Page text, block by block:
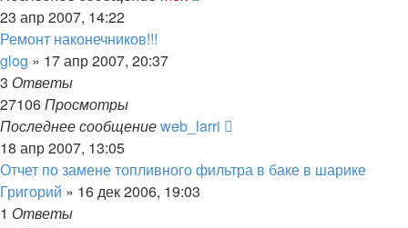
23 апр 2007, 14:22
Ремонт наконечников!!!
glog » 17 апр 2007, 20:37
3 Ответы
27106Просмотры
Последнее сообщениеweb_larri
18 апр 2007, 13:05
Отчет по замене топливного фильтра в баке в шарике
Григорий » 16 дек 2006, 19:03
1 Ответы